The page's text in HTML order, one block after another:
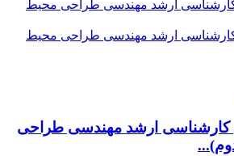
ارشد مهندسی طراحی